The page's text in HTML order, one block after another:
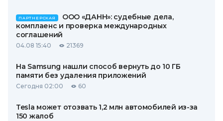
ПАРТНЕРСКАЯ
ООО «ДАНН»: судебные дела,
комплаенс и проверка международных
соглашений
04.08 15:40 21369
На Samsung нашли способ вернуть до 10 ГБ
памяти без удаления приложений
Сегодня 02:00 60
Tesla может отозвать 1,2 млн автомобилей из-за
150 жалоб